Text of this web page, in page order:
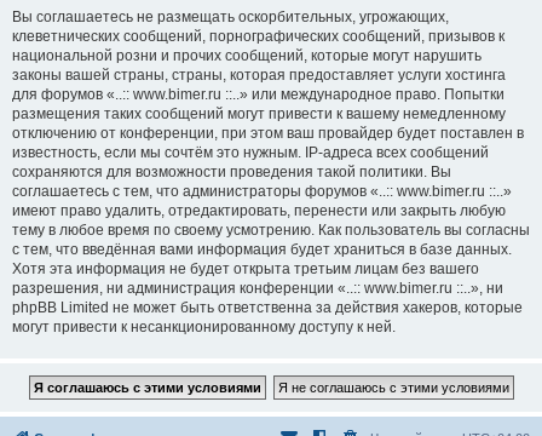
Вы соглашаетесь не размещать оскорбительных, угрожающих,
клеветнических сообщений, порнографических сообщений, призывов к
национальной розни и прочих сообщений, которые могут нарушить
законы вашей страны, страны, которая предоставляет услуги хостинга
для форумов «..:: www.bimer.ru ::..» или международное право. Попытки
размещения таких сообщений могут привести к вашему немедленному
отключению от конференции, при этом ваш провайдер будет поставлен в
известность, если мы сочтём это нужным. IP-адреса всех сообщений
сохраняются для возможности проведения такой политики. Вы
соглашаетесь с тем, что администраторы форумов «..:: www.bimer.ru ::..»
имеют право удалить, отредактировать, перенести или закрыть любую
тему в любое время по своему усмотрению. Как пользователь вы согласны
с тем, что введённая вами информация будет храниться в базе данных.
Хотя эта информация не будет открыта третьим лицам без вашего
разрешения, ни администрация конференции «..:: www.bimer.ru ::..», ни
phpBB Limited не может быть ответственна за действия хакеров, которые
могут привести к несанкционированному доступу к ней.